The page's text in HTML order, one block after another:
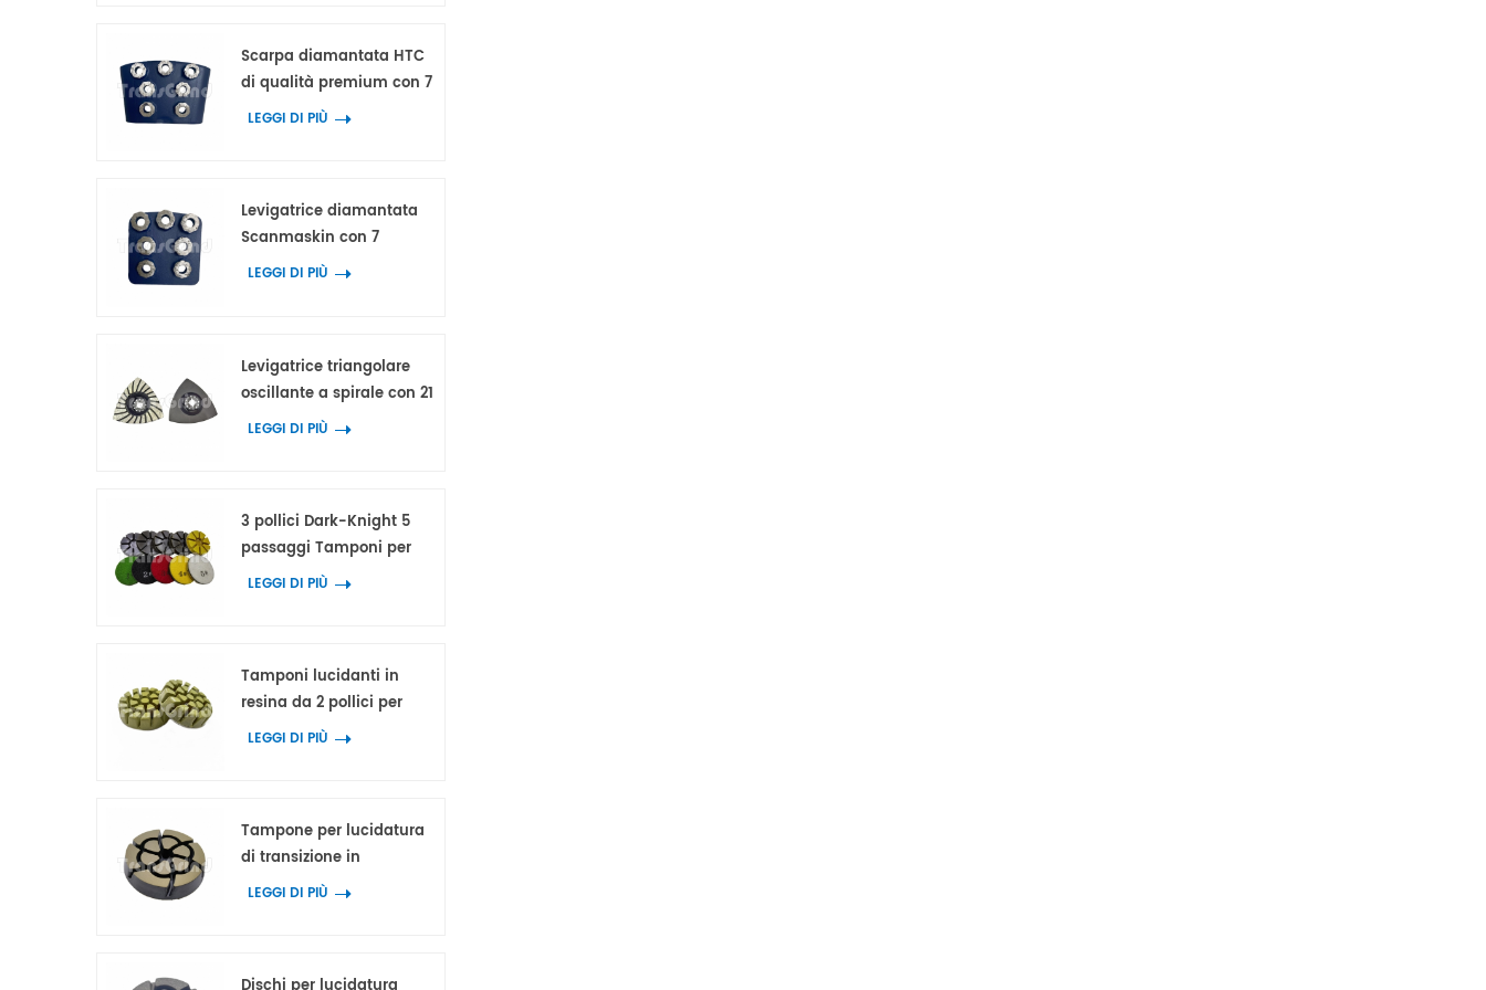
Scarpa diamantata HTC
di qualità premium con 7
segmenti ad anello a
LEGGI DI PIÙ
Levigatrice diamantata
Scanmaskin con 7
segmenti ad anello
LEGGI DI PIÙ
Levigatrice triangolare
oscillante a spirale con 21
segmenti diamantati per
LEGGI DI PIÙ
3 pollici Dark-Knight 5
passaggi Tamponi per
lucidatura in cemento
LEGGI DI PIÙ
Tamponi lucidanti in
resina da 2 pollici per
calcestruzzo, marmo e
LEGGI DI PIÙ
Tampone per lucidatura
di transizione in
ceramica di alta qualità
LEGGI DI PIÙ